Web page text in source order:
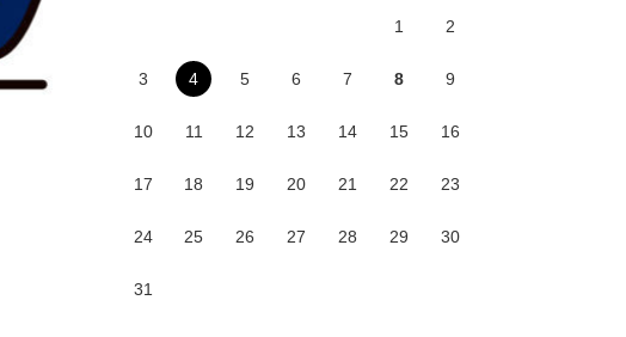
1 2
3 4 5 6 7 8 9
10 11 12 13 14 15 16
17 18 19 20 21 22 23
24 25 26 27 28 29 30
31